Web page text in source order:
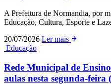
A Prefeitura de Normandia, por
Educação, Cultura, Esporte e
20/07/2026 Ler mais
Educação
Rede Municipal de
aulas nesta segunda-feira